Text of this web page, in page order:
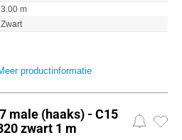
3.00 m
Zwart
productinformatie
male (haaks) - C15
zwart 1 m